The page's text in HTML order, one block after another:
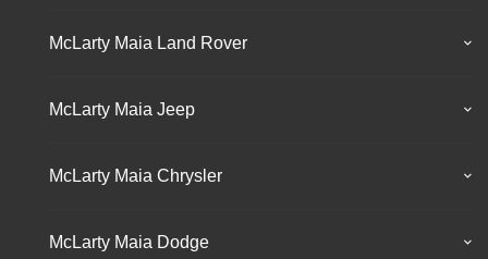
McLarty Maia Land Rover
McLarty Maia Jeep
McLarty Maia Chrysler
McLarty Maia Dodge